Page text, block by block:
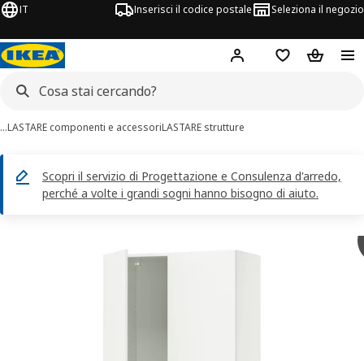
IT Inserisci il codice postale Seleziona il negozio
Hej! AccediLista deiCarrello
…LASTARE componenti e accessoriLASTARE strutture
Scopri il servizio di Progettazione e Consulenza d'arredo,
perché a volte i grandi sogni hanno bisogno di aiuto.